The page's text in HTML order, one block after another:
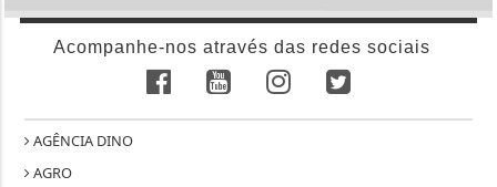
Acompanhe-nos através das redes sociais
AGÊNCIA DINO
AGRO